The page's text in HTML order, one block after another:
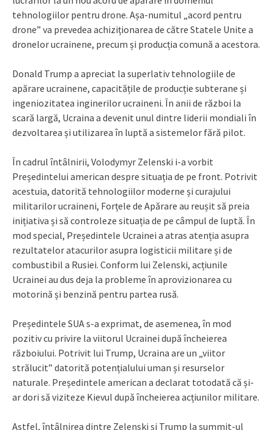
tehnologiilor pentru drone. Așa-numitul „acord pentru
drone” va prevedea achiziționarea de către Statele Unite a
dronelor ucrainene, precum și producția comună a acestora.
Donald Trump a apreciat la superlativ tehnologiile de
apărare ucrainene, capacitățile de producție subterane și
ingeniozitatea inginerilor ucraineni. În anii de război la
scară largă, Ucraina a devenit unul dintre liderii mondiali în
dezvoltarea și utilizarea în luptă a sistemelor fără pilot.
În cadrul întâlnirii, Volodymyr Zelenski i-a vorbit
Președintelui american despre situația de pe front. Potrivit
acestuia, datorită tehnologiilor moderne și curajului
militarilor ucraineni, Forțele de Apărare au reușit să preia
inițiativa și să controleze situația de pe câmpul de luptă. În
mod special, Președintele Ucrainei a atras atenția asupra
rezultatelor atacurilor asupra logisticii militare și de
combustibil a Rusiei. Conform lui Zelenski, acțiunile
Ucrainei au dus deja la probleme în aprovizionarea cu
motorină și benzină pentru partea rusă.
Președintele SUA s-a exprimat, de asemenea, în mod
pozitiv cu privire la viitorul Ucrainei după încheierea
războiului. Potrivit lui Trump, Ucraina are un „viitor
strălucit” datorită potențialului uman și resurselor
naturale. Președintele american a declarat totodată că și-
ar dori să viziteze Kievul după încheierea acțiunilor militare.
Astfel, întâlnirea dintre Zelenski și Trump la summit-ul